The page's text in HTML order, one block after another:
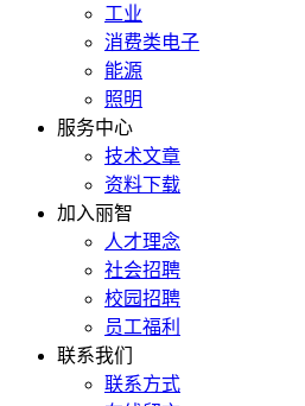
工业
消费类电子
能源
照明
服务中心
技术文章
资料下载
加入丽智
人才理念
社会招聘
校园招聘
员工福利
联系我们
联系方式